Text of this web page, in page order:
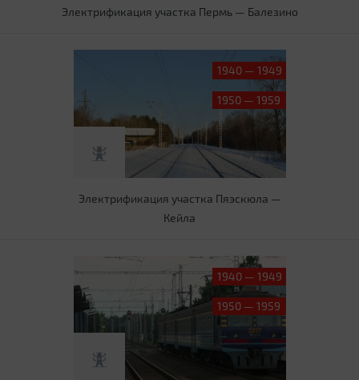
Электрификация участка Пермь — Балезино
1940 — 1949
1950 — 1959
Электрификация участка Пяэскюла —
Кейла
1940 — 1949
1950 — 1959